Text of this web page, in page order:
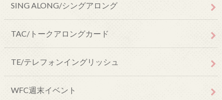
SING ALONG/シングアロング
TAC/トークアロングカード
TE/テレフォンイングリッシュ
WFC週末イベント